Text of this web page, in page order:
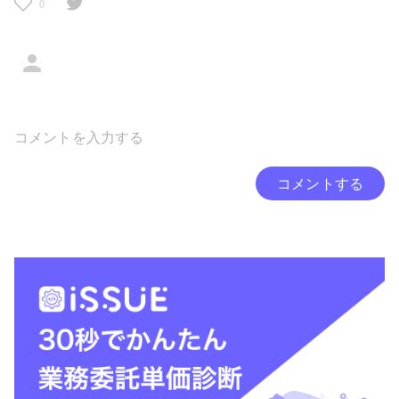
0
コメントする